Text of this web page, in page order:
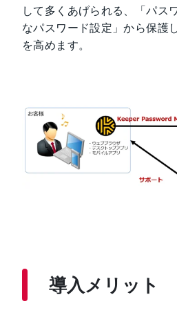
して多くあげられる、「パス
なパスワード設定」から保護
を高めます。
導入メリット